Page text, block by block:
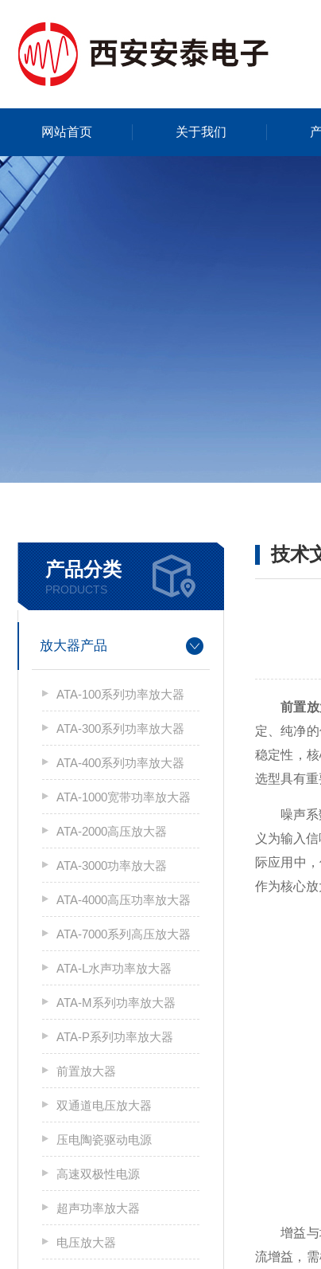
网站首页 关于我们
产品分类
PRODUCTS
放大器产品
ATA-100系列功率放大器
ATA-300系列功率放大器
ATA-400系列功率放大器
ATA-1000宽带功率放大器
ATA-2000高压放大器
ATA-3000功率放大器
ATA-4000高压功率放大器
ATA-7000系列高压放大器
ATA-L水声功率放大器
ATA-M系列功率放大器
ATA-P系列功率放大器
前置放大器
双通道电压放大器
压电陶瓷驱动电源
高速双极性电源
超声功率放大器
电压放大器
技术
前置
定、纯净
稳定性，
选型具有重
噪声系数
义为输入
际应用中
作为核心
增益与增
流增益，